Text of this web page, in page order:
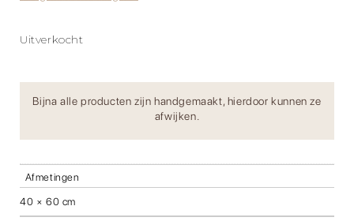
Uitverkocht
Bijna alle producten zijn handgemaakt, hierdoor kunnen ze
afwijken.
Afmetingen
40 × 60 cm